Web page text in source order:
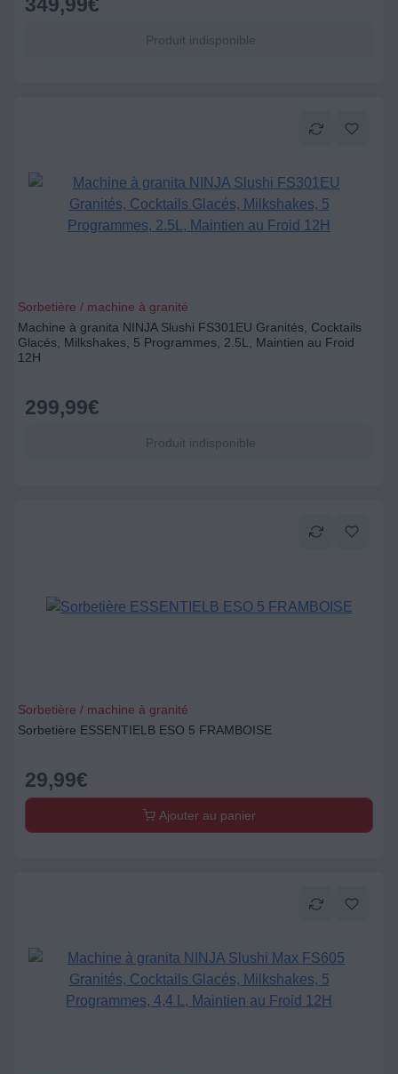
Produit indisponible
Sorbetière / machine à granité
Machine à granita NINJA Slushi FS301EU Granités, Cocktails
Glacés, Milkshakes, 5 Programmes, 2.5L, Maintien au Froid
12H
299,99€
Produit indisponible
Sorbetière / machine à granité
Sorbetière ESSENTIELB ESO 5 FRAMBOISE
29,99€
Ajouter au panier